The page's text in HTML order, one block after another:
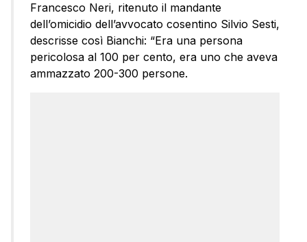
Francesco Neri, ritenuto il mandante
dell’omicidio dell’avvocato cosentino Silvio Sesti,
descrisse così Bianchi: “Era una persona
pericolosa al 100 per cento, era uno che aveva
ammazzato 200-300 persone.